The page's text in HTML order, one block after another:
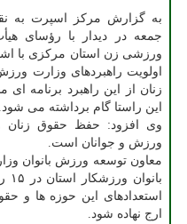
به گزارش مرکز اسپرت به
جمعه در دیدار با رؤسای
ورزشی زن استان مرکزی با
اولویت راهبردهای وزارت
زنان از این راهبرد برنامه
این راستا گام برداشته می شود.
وی افزود: حفظ حقوق
ورزش و جوانان است.
معاون توسعه ورزش بانوان
استعدادهای این حوزه ها و
ارج نهاده شود.